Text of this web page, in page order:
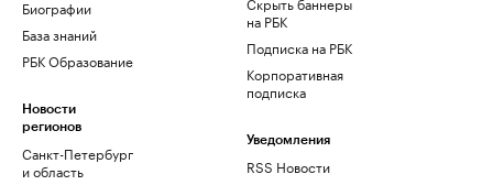
Биографии
База знаний
РБК Образование
Новости
регионов
Санкт-Петербург
и область
на РБК
Подписка на РБК
Корпоративная
подписка
Уведомления
RSS Новости